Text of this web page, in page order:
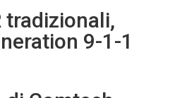
tradizionali,
9-1-1